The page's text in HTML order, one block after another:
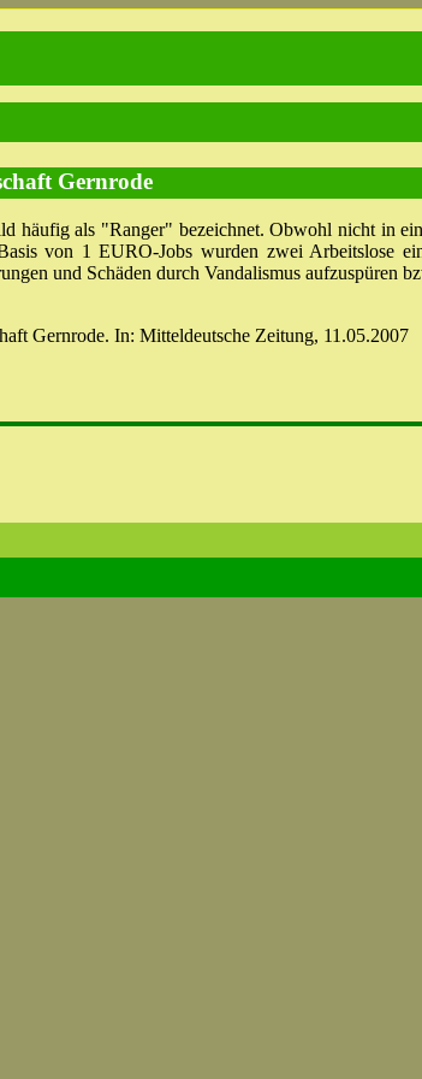
Gernrode
häufig als "Ranger" bezeichnet. Obwohl nicht in
von 1 EURO-Jobs wurden zwei Arbeitslose
und Schäden durch Vandalismus aufzuspüren
Gernrode. In: Mitteldeutsche Zeitung, 11.05.2007